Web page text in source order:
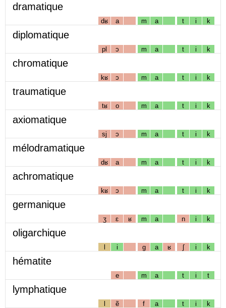
dramatique
dʁ a m a t i k
diplomatique
pl ɔ m a t i k
chromatique
kʁ ɔ m a t i k
traumatique
tʁ o m a t i k
axiomatique
sj ɔ m a t i k
mélodramatique
dʁ a m a t i k
achromatique
kʁ ɔ m a t i k
germanique
ʒ ɛ ʁ m a n i k
oligarchique
l i g a ʁ ʃ i k
hématite
e m a t i t
lymphatique
l ẽ f a t i k